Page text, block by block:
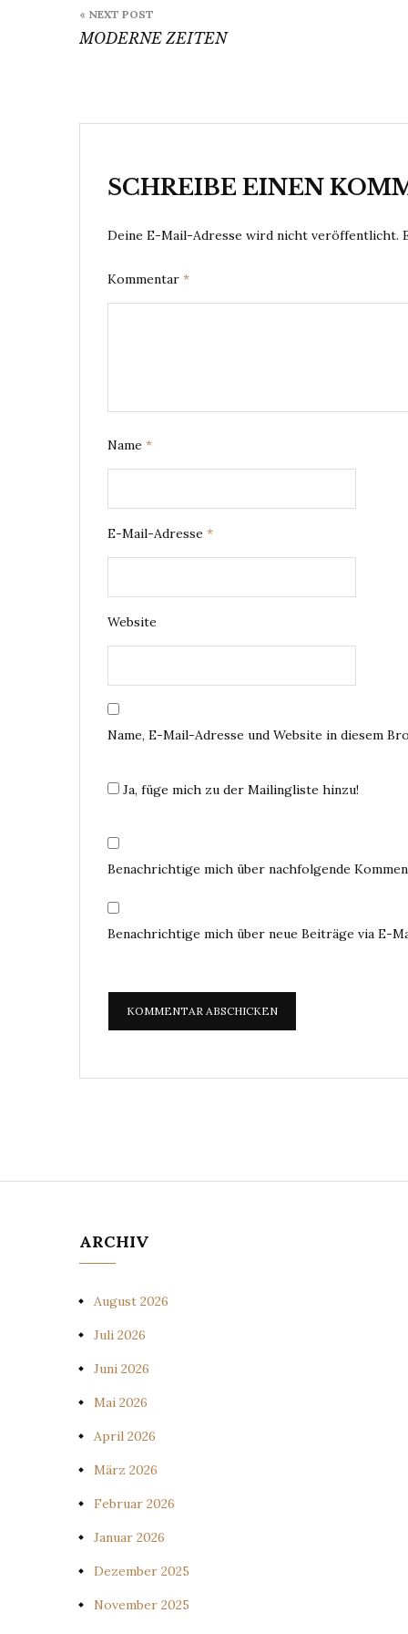
« NEXT POST
MODERNE ZEITEN
SCHREIBE EINEN
Deine E-Mail-Adresse wird nicht veröffentlicht.
Kommentar *
Name *
E-Mail-Adresse *
Website
Name, E-Mail-Adresse und Website in diesem
Ja, füge mich zu der Mailingliste hinzu!
Benachrichtige mich über nachfolgende
Benachrichtige mich über neue Beiträge via E-
ARCHIV
August 2026
Juli 2026
Juni 2026
Mai 2026
April 2026
März 2026
Februar 2026
Januar 2026
Dezember 2025
November 2025